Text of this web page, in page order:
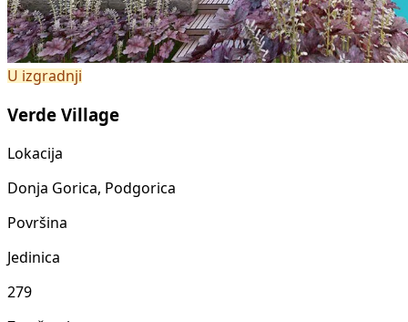
U izgradnji
Verde Village
Lokacija
Donja Gorica, Podgorica
Površina
Jedinica
279